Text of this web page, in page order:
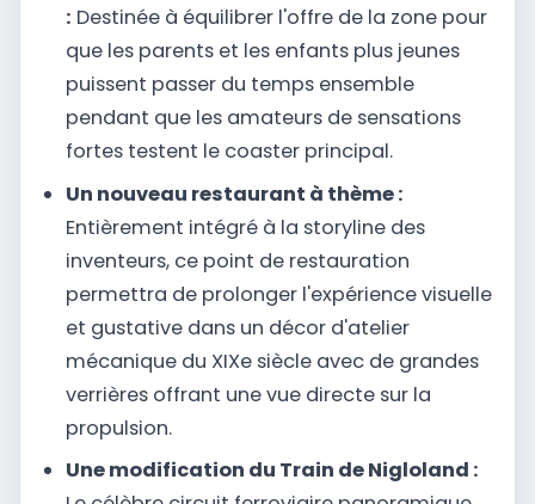
: Destinée à équilibrer l'offre de la zone pour
que les parents et les enfants plus jeunes
puissent passer du temps ensemble
pendant que les amateurs de sensations
fortes testent le coaster principal.
Un nouveau restaurant à thème :
Entièrement intégré à la storyline des
inventeurs, ce point de restauration
permettra de prolonger l'expérience visuelle
et gustative dans un décor d'atelier
mécanique du XIXe siècle avec de grandes
verrières offrant une vue directe sur la
propulsion.
Une modification du Train de Nigloland :